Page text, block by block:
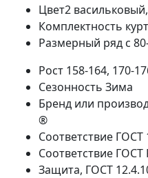
Цвет2
Комплектность
Размерный ряд с
Рост 158-164, 170-
Сезонность Зима
Бренд или
®
Соответствие ГОСТ
Соответствие ГОСТ
Защита, ГОСТ